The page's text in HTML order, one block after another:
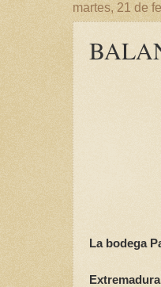
martes, 21 de
La bodega